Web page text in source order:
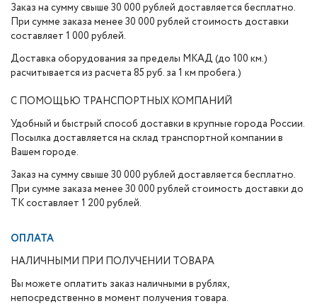
Заказ на сумму свыше 30 000 рублей доставляется бесплатно.
При сумме заказа менее 30 000 рублей стоимость доставки
составляет 1 000 рублей.
Доставка оборудования за пределы МКАД (до 100 км.)
расчитывается из расчета 85 руб. за 1 км пробега.)
С ПОМОЩЬЮ ТРАНСПОРТНЫХ КОМПАНИЙ
Удобный и быстрый способ доставки в крупные города России.
Посылка доставляется на склад транспортной компании в
Вашем городе.
Заказ на сумму свыше 30 000 рублей доставляется бесплатно.
При сумме заказа менее 30 000 рублей стоимость доставки до
ТК составляет 1 200 рублей.
ОПЛАТА
НАЛИЧНЫМИ ПРИ ПОЛУЧЕНИИ ТОВАРА
Вы можете оплатить заказ наличными в рублях,
непосредственно в момент получения товара.